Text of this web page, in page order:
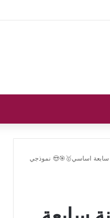
سنة سابعة اساسي🥇🎯😍 نموذجي